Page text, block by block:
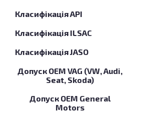
Класифікація API
Класифікація ILSAC
Класифікація JASO
Допуск OEM VAG (VW, Audi,
Seat, Skoda)
Допуск OEM General
Motors